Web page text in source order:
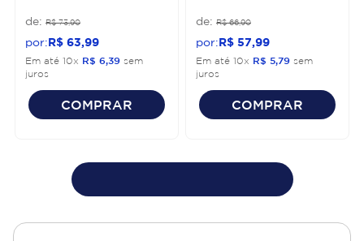
R$ 73,90
R$ 63 99
Em até 10x R$ 6,39 sem
juros
COMPRAR
R$ 66,90
R$ 57 99
Em até 10x R$ 5,79 sem
juros
COMPRAR